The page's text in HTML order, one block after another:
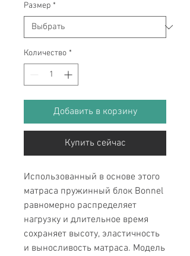
Размер *
Количество *
Добавить в корзину
Купить сейчас
Использованный в основе этого
матраса пружинный блок Bonnel
равномерно распределяет
нагрузку и длительное время
сохраняет высоту, эластичность
и выносливость матраса. Модель